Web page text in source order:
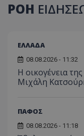
ΡΟΗ
ΕΛΛΑΔΑ
08.08.2026 - 11:32
Η οικογένεια
Μιχάλη
ΠΑΦΟΣ
08.08.2026 - 11:18